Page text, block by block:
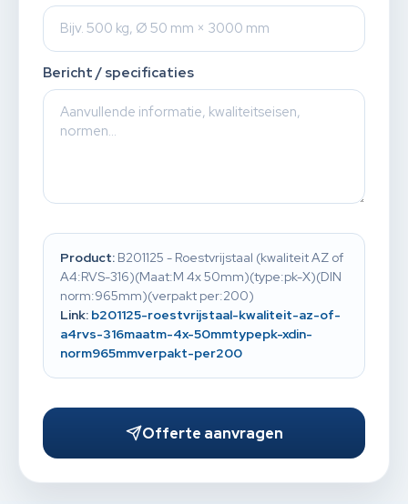
Bericht / specificaties
Product: B201125 - Roestvrijstaal (kwaliteit AZ of
A4:RVS-316)(Maat:M 4x 50mm)(type:pk-X)(DIN
norm:965mm)(verpakt per:200)
Link: b201125-roestvrijstaal-kwaliteit-az-of-
a4rvs-316maatm-4x-50mmtypepk-xdin-
norm965mmverpakt-per200
Offerte aanvragen